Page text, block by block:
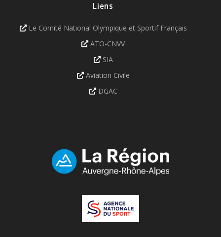
Liens
Le Comité National Olympique et Sportif Français
ATO-CNVV
SIA
Aviation Civile
DGAC